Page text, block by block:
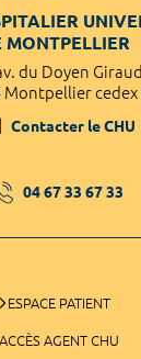
MONTPELLIER
du Doyen Giraud
Montpellier cedex
Contacter le CHU
04 67 33 67 33
ESPACE PATIENT
ACCÈS AGENT CHU